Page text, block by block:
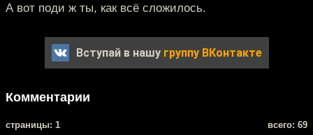
А вот поди ж ты, как всё сложилось.
Вступай в нашу группу ВКонтакте
Комментарии
cтраницы: 1 всего: 69